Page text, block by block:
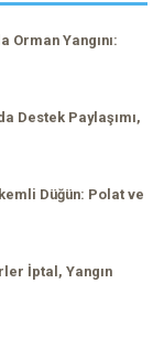
Orman Yangını:
Destek Paylaşımı,
Düğün: Polat ve
İptal, Yangın